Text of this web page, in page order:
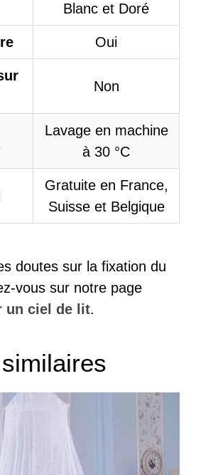
Blanc et Doré
Oui
Non
Lavage en machine
à 30 °C
Gratuite en France,
Suisse et Belgique
doutes sur la fixation du
vous sur notre page
un ciel de lit.